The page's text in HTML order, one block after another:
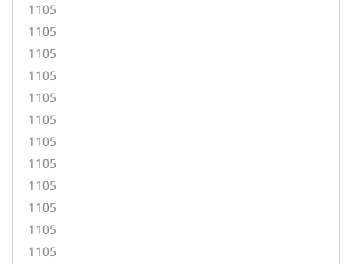
1105
1105
1105
1105
1105
1105
1105
1105
1105
1105
1105
1105